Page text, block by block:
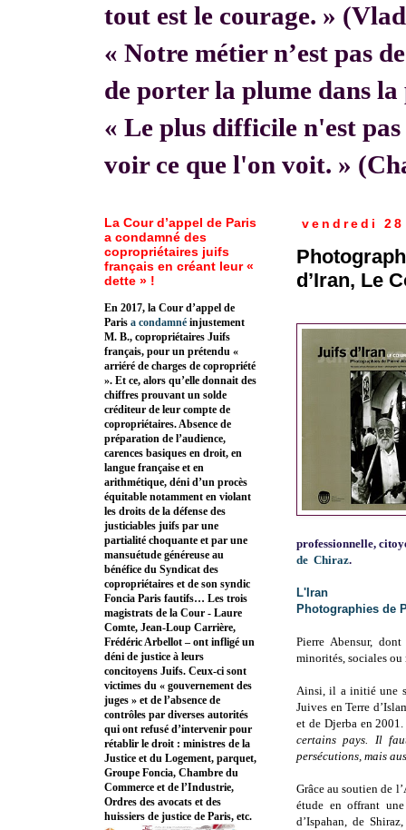
tout est le courage. »
« Notre métier n’est pas
de porter la plume dans
« Le plus difficile n'est
voir ce que l'on voit. »
vendredi
d’Iran, Le
professionnelle,
de Chiraz.
L'Iran
Photographies de
Pierre Abensur,
minorités, sociales ou
Ainsi, il a initié une
Juives en Terre
et de Djerba en
certains pays. Il
persécutions, mais
Grâce au soutien de
étude en offrant
d’Ispahan, de
La Cour d’appel de Paris
a condamné des
copropriétaires juifs
français en créant leur «
dette » !
En 2017, la Cour d’appel de
Paris a condamné injustement
M. B., copropriétaires Juifs
français, pour un prétendu «
arriéré de charges de copropriété
». Et ce, alors qu’elle donnait des
chiffres prouvant un solde
créditeur de leur compte de
copropriétaires. Absence de
préparation de l’audience,
carences basiques en droit, en
langue française et en
arithmétique, déni d’un procès
équitable notamment en violant
les droits de la défense des
justiciables juifs par une
partialité choquante et par une
mansuétude généreuse au
bénéfice du Syndicat des
copropriétaires et de son syndic
Foncia Paris fautifs… Les trois
magistrats de la Cour - Laure
Comte, Jean-Loup Carrière,
Frédéric Arbellot – ont infligé un
déni de justice à leurs
concitoyens Juifs. Ceux-ci sont
victimes du « gouvernement des
juges » et de l’absence de
contrôles par diverses autorités
qui ont refusé d’intervenir pour
rétablir le droit : ministres de la
Justice et du Logement, parquet,
Groupe Foncia, Chambre du
Commerce et de l’Industrie,
Ordres des avocats et des
huissiers de justice de Paris, etc.